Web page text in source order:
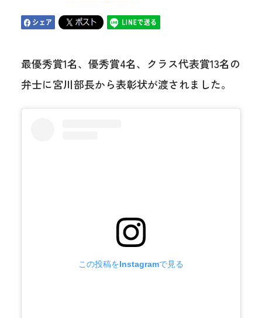
最優秀賞1名、優秀賞4名、クラス代表賞13名の
弁士に宮川部長から表彰状が渡されました。
この投稿をInstagramで見る